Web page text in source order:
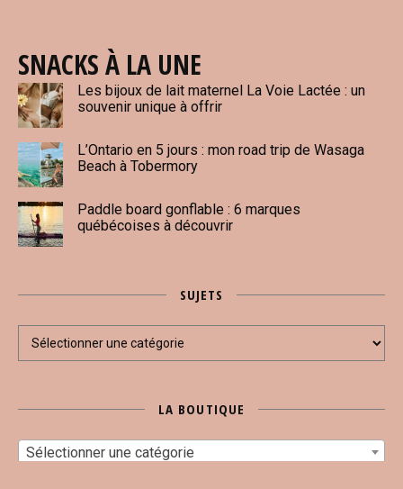
SNACKS À LA UNE
Les bijoux de lait maternel La Voie Lactée : un
souvenir unique à offrir
L’Ontario en 5 jours : mon road trip de Wasaga
Beach à Tobermory
Paddle board gonflable : 6 marques
québécoises à découvrir
SUJETS
Sujets
LA BOUTIQUE
Sélectionner une catégorie